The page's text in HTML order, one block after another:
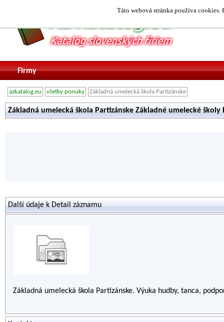
Táto webová stránka používa
Firmy
azkatalog.eu všetky ponuky Základná umelecká škola Partizánske
Základná umelecká škola Partizánske Základné umelecké školy
Další údaje k Detail záznamu
Základná umelecká škola Partizánske. Výuka hudby, tanca,